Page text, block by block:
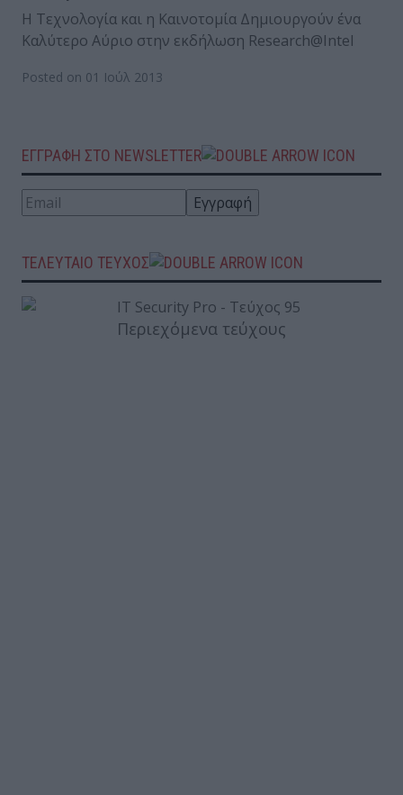
Η Τεχνολογία και η Καινοτομία Δημιουργούν ένα
Καλύτερο Αύριο στην εκδήλωση Research@Intel
Posted on 01 Ιούλ 2013
ΕΓΓΡΑΦΗ ΣΤΟ NEWSLETTER
ΤΕΛΕΥΤΑΙΟ ΤΕΥΧΟΣ
Περιεχόμενα τεύχους